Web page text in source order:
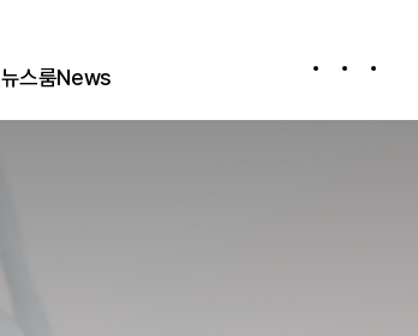
뉴스룸News